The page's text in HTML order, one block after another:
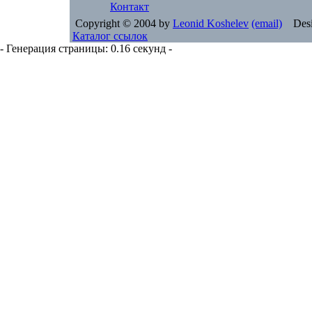
Контакт
Copyright © 2004 by Leonid Koshelev (email)
Каталог ссылок
- Генерация страницы: 0.16 секунд -